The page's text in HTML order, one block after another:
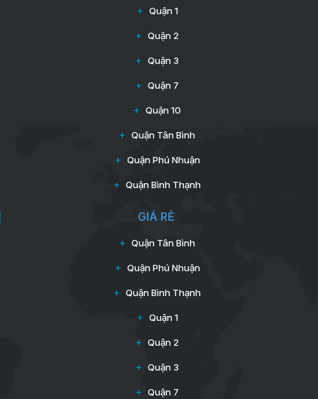
Quận 1
Quận 2
Quận 3
Quận 7
Quận 10
Quận Tân Bình
Quận Phú Nhuận
Quận Bình Thạnh
GIÁ RẺ
Quận Tân Bình
Quận Phú Nhuận
Quận Bình Thạnh
Quận 1
Quận 2
Quận 3
Quận 7